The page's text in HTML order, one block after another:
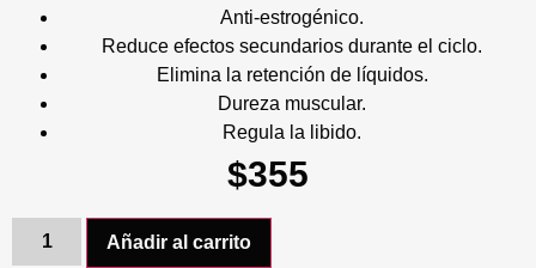
Anti-estrogénico.
Reduce efectos secundarios durante el ciclo.
Elimina la retención de líquidos.
Dureza muscular.
Regula la libido.
$355
Añadir al carrito